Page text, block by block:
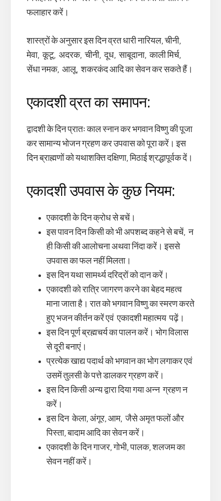
फलाहार करें।
शास्त्रों के अनुसार इस दिन व्रत धारी नारियल, चीनी,
मेवा, कूटू, अदरक, चीनी, दूध, साबूदाना, काली मिर्च,
सेंधा नमक, आलू, शकरकंद आदि का सेवन कर सकते हैं।
एकादशी व्रत का समापन:
द्वादशी के दिन प्रातः काल स्नान कर भगवान विष्णु की पूजा
कर सामान्य भोजन ग्रहण कर उपवास को पूरा करें। इस
दिन ब्राह्मणों को यथाशक्ति दक्षिणा, मिठाई श्रद्धापूर्वक दें।
एकादशी उपवास के कुछ नियम:
एकादशी के दिन क्रोध से बचें।
इस पावन दिन किसी को भी अपशब्द कहने से बचें, न
ही किसी की आलोचना अथवा निंदा करें। इससे
उपवास का फल नहीं मिलता।
इस दिन यथा सामर्थ्य दरिद्रों को दान करें।
एकादशी को रात्रि जागरण करने का बेहद महत्व
माना जाता है। रात को भगवान विष्णु का स्मरण करते
हुए भजन कीर्तन करें एवं एकादशी महात्मय पढ़ें।
इस दिन पूर्ण ब्रह्मचर्य का पालन करें। भोग विलास
से दूरी बनाएं।
प्रत्येक खाद्य पदार्थ को भगवान का भोग लगाकर एवं
उसमें तुलसी के पत्ते डालकर ग्रहण करें।
इस दिन किसी अन्य द्वारा दिया गया अन्न ग्रहण न
करें।
इस दिन केला, अंगूर, आम, जैसे अमृत फलों और
पिस्ता, बादाम आदि का सेवन करें।
एकादशी के दिन गाजर, गोभी, पालक, शलजम का
सेवन नहीं करें।